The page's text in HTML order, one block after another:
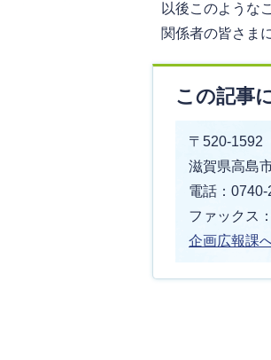
以後このような
関係者の皆さま
この記事
〒520-1592
滋賀県高島
電話：
ファックス
企画広報課